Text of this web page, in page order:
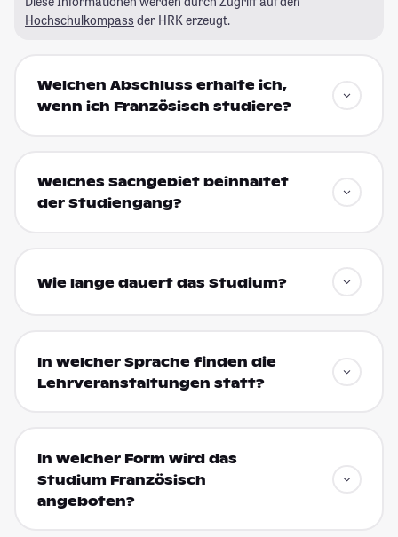
Hochschulkompass der HRK erzeugt.
Welchen Abschluss erhalte ich,
wenn ich Französisch studiere?
Welches Sachgebiet beinhaltet
der Studiengang?
Wie lange dauert das Studium?
In welcher Sprache finden die
Lehrveranstaltungen statt?
In welcher Form wird das
Studium Französisch
angeboten?